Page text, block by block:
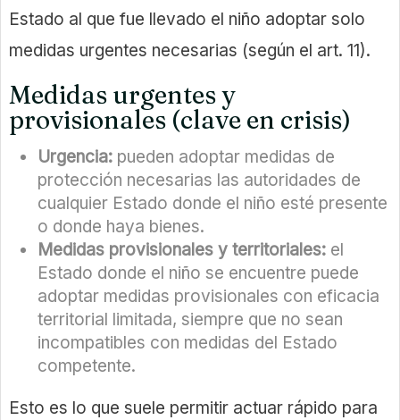
Estado al que fue llevado el niño adoptar solo
medidas urgentes necesarias (según el art. 11).
Medidas urgentes y
provisionales (clave en crisis)
Urgencia: pueden adoptar medidas de
protección necesarias las autoridades de
cualquier Estado donde el niño esté presente
o donde haya bienes.
Medidas provisionales y territoriales: el
Estado donde el niño se encuentre puede
adoptar medidas provisionales con eficacia
territorial limitada, siempre que no sean
incompatibles con medidas del Estado
competente.
Esto es lo que suele permitir actuar rápido para